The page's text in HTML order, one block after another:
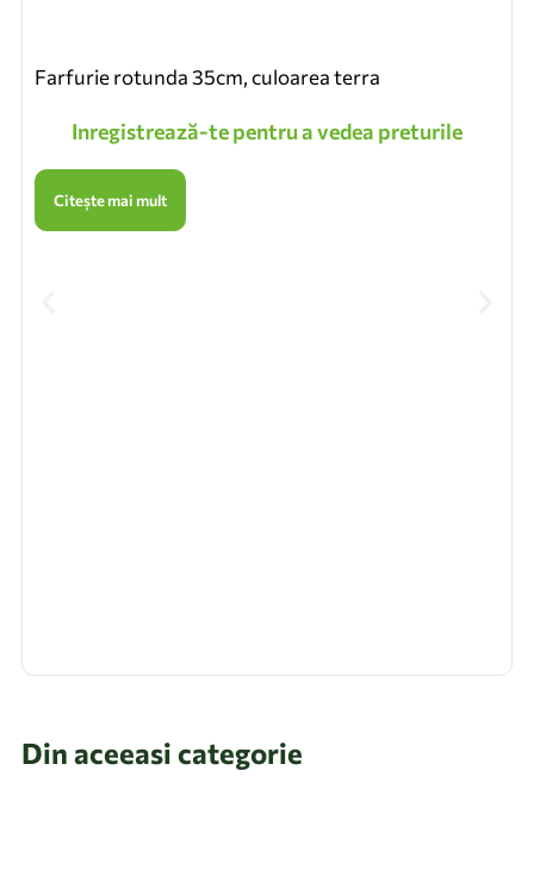
Farfurie rotunda 35cm, culoarea terra
Inregistrează-te pentru a vedea preturile
Citește mai mult
Din aceeasi categorie